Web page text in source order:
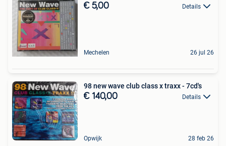
€ 5,00 Details
Mechelen 26 jul 26
98 new wave club class x traxx - 7cd's
€ 140,00 Details
Opwijk 28 feb 26